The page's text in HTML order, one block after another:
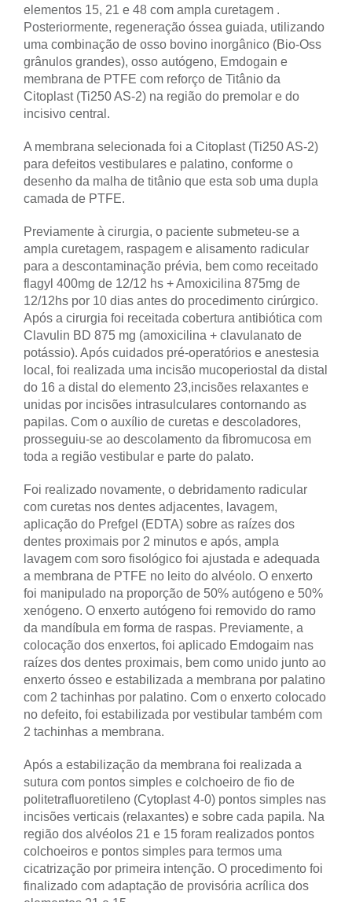
elementos 15, 21 e 48 com ampla curetagem .
Posteriormente, regeneração óssea guiada, utilizando
uma combinação de osso bovino inorgânico (Bio-Oss
grânulos grandes), osso autógeno, Emdogain e
membrana de PTFE com reforço de Titânio da
Citoplast (Ti250 AS-2) na região do premolar e do
incisivo central.
A membrana selecionada foi a Citoplast (Ti250 AS-2)
para defeitos vestibulares e palatino, conforme o
desenho da malha de titânio que esta sob uma dupla
camada de PTFE.
Previamente à cirurgia, o paciente submeteu-se a
ampla curetagem, raspagem e alisamento radicular
para a descontaminação prévia, bem como receitado
flagyl 400mg de 12/12 hs + Amoxicilina 875mg de
12/12hs por 10 dias antes do procedimento cirúrgico.
Após a cirurgia foi receitada cobertura antibiótica com
Clavulin BD 875 mg (amoxicilina + clavulanato de
potássio). Após cuidados pré-operatórios e anestesia
local, foi realizada uma incisão mucoperiostal da distal
do 16 a distal do elemento 23,incisões relaxantes e
unidas por incisões intrasulculares contornando as
papilas. Com o auxílio de curetas e descoladores,
prosseguiu-se ao descolamento da fibromucosa em
toda a região vestibular e parte do palato.
Foi realizado novamente, o debridamento radicular
com curetas nos dentes adjacentes, lavagem,
aplicação do Prefgel (EDTA) sobre as raízes dos
dentes proximais por 2 minutos e após, ampla
lavagem com soro fisológico foi ajustada e adequada
a membrana de PTFE no leito do alvéolo. O enxerto
foi manipulado na proporção de 50% autógeno e 50%
xenógeno. O enxerto autógeno foi removido do ramo
da mandíbula em forma de raspas. Previamente, a
colocação dos enxertos, foi aplicado Emdogaim nas
raízes dos dentes proximais, bem como unido junto ao
enxerto ósseo e estabilizada a membrana por palatino
com 2 tachinhas por palatino. Com o enxerto colocado
no defeito, foi estabilizada por vestibular também com
2 tachinhas a membrana.
Após a estabilização da membrana foi realizada a
sutura com pontos simples e colchoeiro de fio de
politetrafluoretileno (Cytoplast 4-0) pontos simples nas
incisões verticais (relaxantes) e sobre cada papila. Na
região dos alvéolos 21 e 15 foram realizados pontos
colchoeiros e pontos simples para termos uma
cicatrização por primeira intenção. O procedimento foi
finalizado com adaptação de provisória acrílica dos